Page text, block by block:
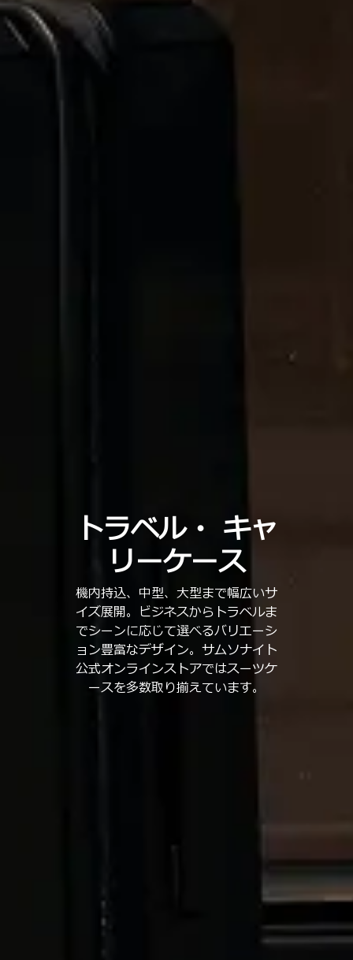
トラベル・ キャ
リーケース
機内持込、中型、大型まで幅広いサ
イズ展開。ビジネスからトラベルま
でシーンに応じて選べるバリエーシ
ョン豊富なデザイン。サムソナイト
公式オンラインストアではスーツケ
ースを多数取り揃えています。